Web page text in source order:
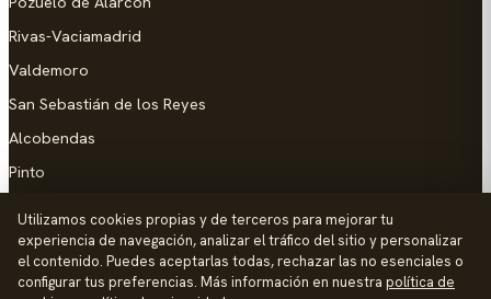
Rivas-Vaciamadrid
Valdemoro
San Sebastián de los Reyes
Alcobendas
Pinto
AYUDA
Utilizamos cookies propias y de terceros para mejorar tu
experiencia de navegación, analizar el tráfico del sitio y personalizar
el contenido. Puedes aceptarlas todas, rechazar las no esenciales o
configurar tus preferencias. Más información en nuestra política de